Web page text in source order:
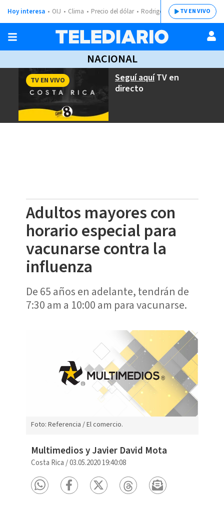
Hoy interesa OIJ Clima Precio del dólar Rodrigo ChavesTV EN VIVO
NACIONAL
Seguí aquíTV en
directo
TV EN VIVO
Adultos mayores con
horario especial para
vacunarse contra la
influenza
De 65 años en adelante, tendrán de
7:30 am a 10:00 am para vacunarse.
Foto: Referencia / El comercio.
Multimedios y Javier David Mota
Costa Rica /03.05.2020 19:40:08